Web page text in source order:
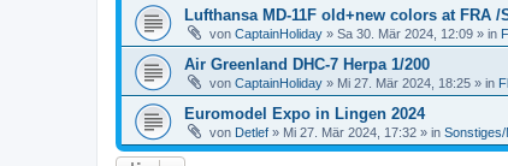
Lufthansa MD-11F old+new colors at FRA /
von CaptainHoliday » Sa 30. Mär 2024, 12:09 » in
Air Greenland DHC-7 Herpa 1/200
von CaptainHoliday » Mi 27. Mär 2024, 18:25 » in
Euromodel Expo in Lingen 2024
von Detlef » Mi 27. Mär 2024, 17:32 » in